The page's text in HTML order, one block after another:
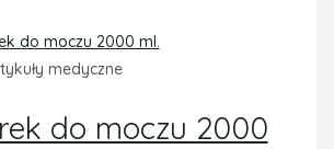
medyczne
do moczu 2000